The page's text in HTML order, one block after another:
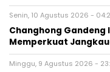
Senin, 10 Agustus 2026 -
Changhong Gandeng
Memperkuat
Minggu, 9 Agustus 2026 -